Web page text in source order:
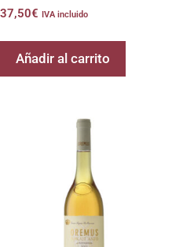
37,50€ IVA incluido
Añadir al carrito